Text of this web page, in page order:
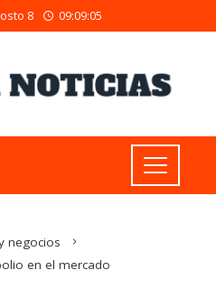
8 09:09:06
negocios
en el mercado